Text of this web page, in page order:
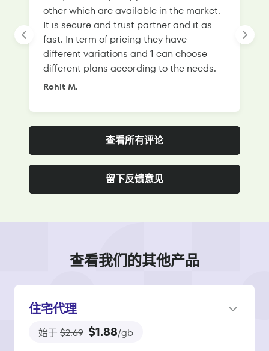
other which are available in the market.
It is secure and trust partner and it as
fast. In term of pricing they have
different variations and 1 can choose
different plans according to the needs.
Rohit M.
查看所有评论
留下反馈意见
查看我们的其他产品
住宅代理
始于$2.69 $1.88/gb